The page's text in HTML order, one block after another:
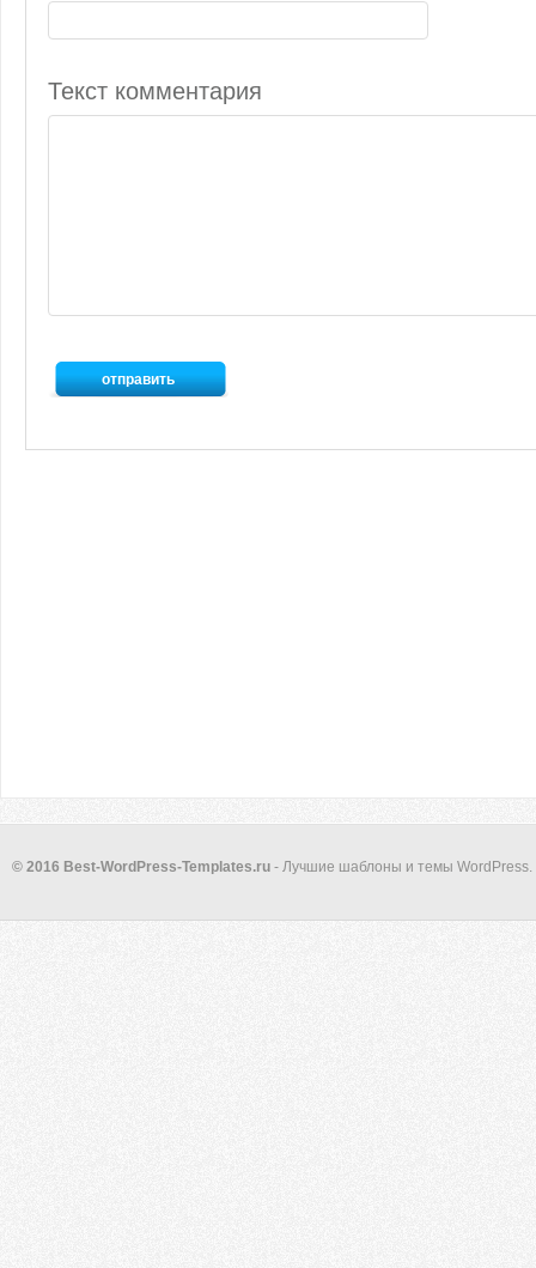
Текст комментария
© 2016 Best-WordPress-Templates.ru - Лучшие шаблоны и темы